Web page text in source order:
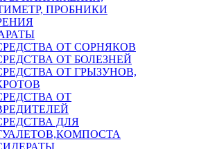
ПРОБНИКИ
ОТ СОРНЯКОВ
ОТ БОЛЕЗНЕЙ
ОТ ГРЫЗУНОВ,
ОТ
ДЛЯ